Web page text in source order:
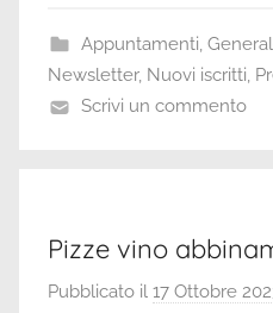
Appuntamenti,
Newsletter, Nuovi iscritti,
Scrivi un commento
Pizze vino
Pubblicato il 17 Ottobre